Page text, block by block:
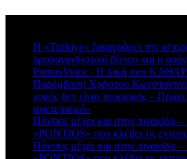
Η «Türkiye» ξαναγράφει την
προπαγανδιστικό βίντεο και η
PontosVoice - H δική σου
Παρέμβαση Χρήστου
χορός δεν είναι τουρκικός –
σφετερισμό»
Πόντιος μέχρι και στην πινακίδα
«PONTIOS» που κλέβει τις
Πόντιος μέχρι και στην πινακίδα